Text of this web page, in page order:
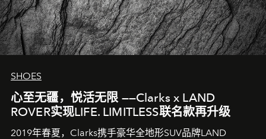
SHOES
心至无疆，悦活无限 ——Clarks x LAND
ROVER实现LIFE. LIMITLESS联名款再升级
2019年春夏，Clarks携手豪华全地形SUV品牌LAND